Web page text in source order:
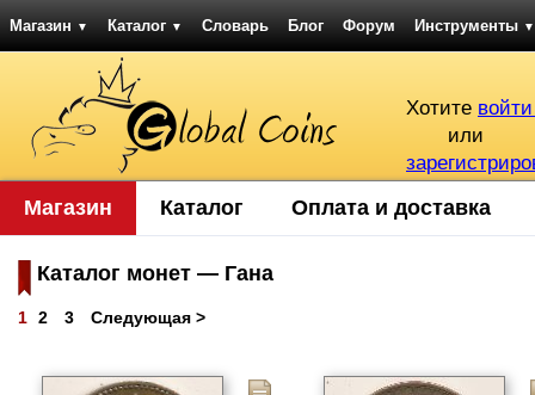
Магазин ▼ Каталог ▼ Словарь Блог Форум Инструменты ▼
Хотите
или
Магазин Каталог Оплата и доставка
Каталог монет — Гана
1 2 3 Следующая >